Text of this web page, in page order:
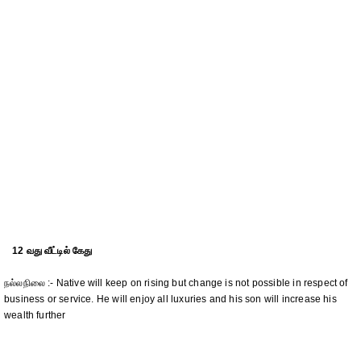
12 வது வீட்டில் கேது
நல்லநிலை :- Native will keep on rising but change is not possible in respect of
business or service. He will enjoy all luxuries and his son will increase his
wealth further